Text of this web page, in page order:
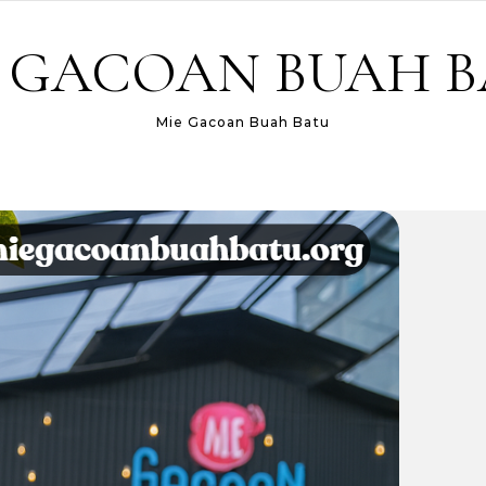
BUAH
Mie Gacoan Buah Batu